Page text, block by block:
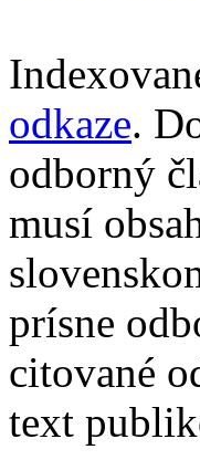
odkaze.
odborný
musí
prísne
citované
text